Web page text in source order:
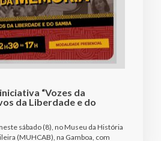
“Vozes da
da Liberdade e do
sábado (8), no Museu da História
(MUHCAB), na Gamboa, com